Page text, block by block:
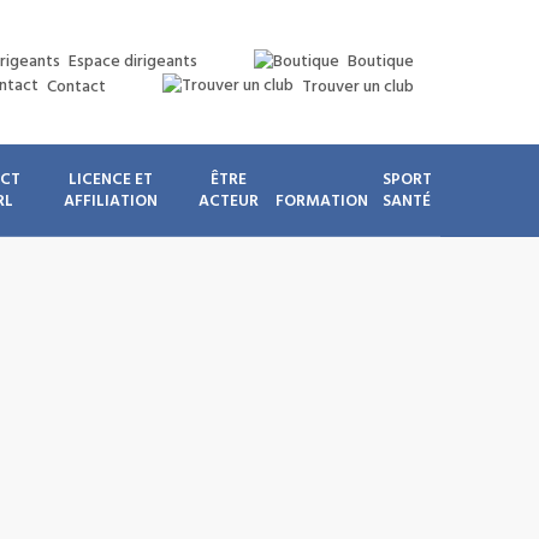
Espace dirigeants
Boutique
Contact
Trouver un club
LICENCE ET
AFFILIATION
ÊTRE
ACTEUR
FORMATION
SPORT
SANTÉ